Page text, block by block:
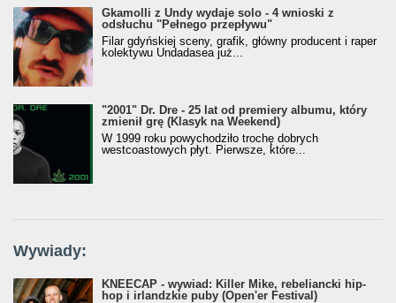
Gkamolli z Undy wydaje solo - 4 wnioski z
odsłuchu "Pełnego przepływu"
Filar gdyńskiej sceny, grafik, główny producent i raper
kolektywu Undadasea już...
"2001" Dr. Dre - 25 lat od premiery albumu, który
zmienił grę (Klasyk na Weekend)
W 1999 roku powychodziło trochę dobrych
westcoastowych płyt. Pierwsze, które...
Wywiady:
KNEECAP - wywiad: Killer Mike, rebeliancki hip-
hop i irlandzkie puby (Open'er Festival)